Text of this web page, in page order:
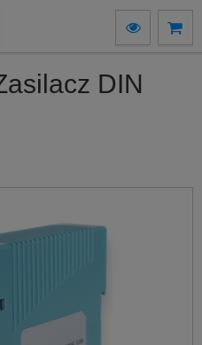
DIN